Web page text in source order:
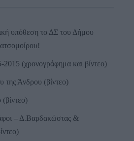
υπόθεση το ΔΣ του Δήμου
2015 (χρονογράφημα και βίντεο)
Άνδρου (βίντεο)
(βίντεο)
– Δ.Βαρδακώστας &